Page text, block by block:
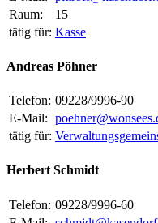
Raum:
15
tätig für: Kasse
Andreas Pöhner
Telefon: 09228/9996-90
E-Mail:
tätig für:
Herbert Schmidt
Telefon: 09228/9996-60